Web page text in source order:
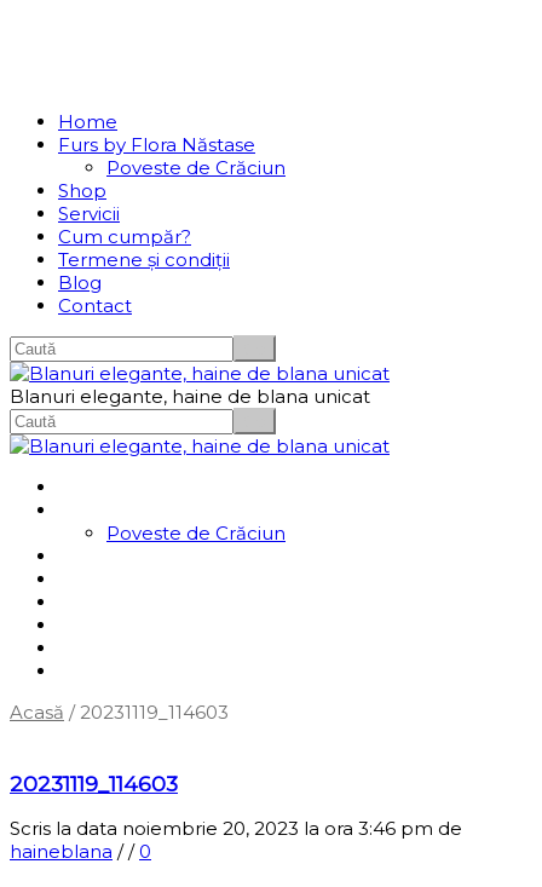
Home
Furs by Flora Năstase
Poveste de Crăciun
Shop
Servicii
Cum cumpăr?
Termene și condiții
Blog
Contact
Blanuri elegante, haine de blana unicat
Poveste de Crăciun
Acasă / 20231119_114603
20231119_114603
Scris la data noiembrie 20, 2023 la ora 3:46 pm de
haineblana //0